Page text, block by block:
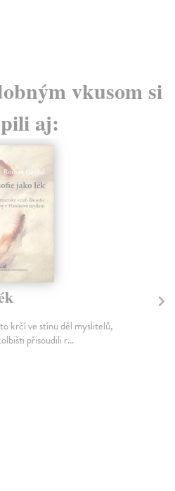
vkusom si
aj:
krčí ve stínu děl myslitelů,
přisoudili r...